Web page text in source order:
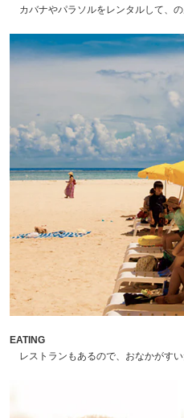
カバナやパラソルをレンタルして、の
EATING
レストランもあるので、おなかがすい